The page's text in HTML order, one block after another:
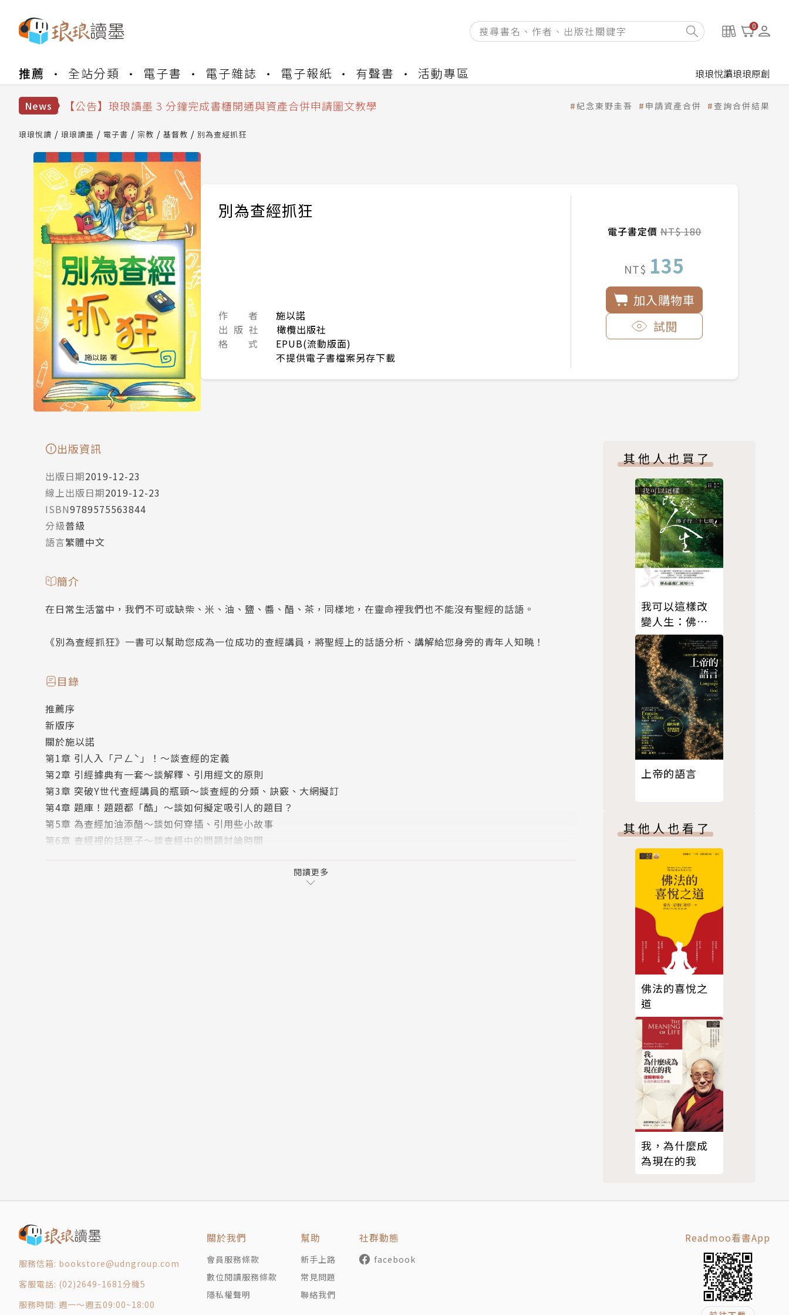
0
推薦 全站分類 電子書 電子雜誌 電子報紙 有聲書 活動專區 琅琅悅讀琅琅原創
News
【公告】琅琅讀墨數位閱讀資產合併與書櫃開通申請
【公告】琅琅讀墨 3 分鐘完成書櫃開通與資產合併申請圖文教學
【公告】琅琅讀墨數位閱讀資產合併與書櫃開通申請
紀念東野圭吾 申請資產合併 查詢合併結果
琅琅悅讀 琅琅讀墨 電子書 宗教 基督教 別為查經抓狂
別為查經抓狂
作 者
施以諾
出 版 社
橄欖出版社
格 式
EPUB(流動版面)
不提供電子書檔案另存下載
電子書定價NT$ 180
NT$ 135
加入購物車
試閱
出版資訊
出版日期2019-12-23
線上出版日期2019-12-23
ISBN9789575563844
分級普級
語言繁體中文
簡介
在日常生活當中，我們不可或缺柴、米、油、鹽、醬、醋、茶，同樣地，在靈命裡我們也不能沒有聖經的話語。
《別為查經抓狂》一書可以幫助您成為一位成功的查經講員，將聖經上的話語分析、講解給您身旁的青年人知曉！
目錄
推薦序
新版序
關於施以諾
第1章 引人入「ㄕㄥˋ」！～談查經的定義
第2章 引經據典有一套～談解釋、引用經文的原則
第3章 突破Y世代查經講員的瓶頸～談查經的分類、訣竅、大網擬訂
第4章 題庫！題題都「酷」～談如何擬定吸引人的題目？
第5章 為查經加油添醋～談如何穿插、引用些小故事
第6章 查經裡的話匣子～談查經中的問題討論時間
閱讀更多
其他人也買了
我可以這樣改
變人生：佛子
行三十七頌
上帝的語言
其他人也看了
佛法的喜悅之
道
我，為什麼成
為現在的我
服務信箱: bookstore@udngroup.com
客服電話: (02)2649-1681分機5
服務時間: 週一～週五09:00~18:00
關於我們
會員服務條款
數位閱讀服務條款
隱私權聲明
幫助
新手上路
常見問題
聯絡我們
社群動態
facebook
Readmoo看書App